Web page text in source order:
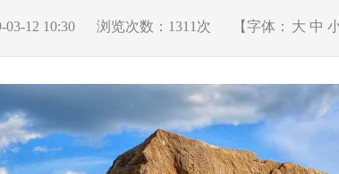
12 10:30 浏览次数： 1311次 【字体： 大 中